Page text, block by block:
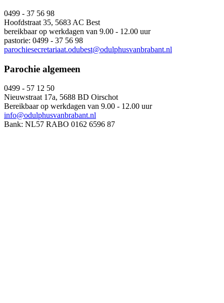
0499 - 37 56 98
Hoofdstraat 35, 5683 AC Best
bereikbaar op werkdagen van 9.00 - 12.00 uur
pastorie: 0499 - 37 56 98
parochiesecretariaat.odubest@odulphusvanbrabant.nl
Parochie algemeen
0499 - 57 12 50
Nieuwstraat 17a, 5688 BD Oirschot
Bereikbaar op werkdagen van 9.00 - 12.00 uur
info@odulphusvanbrabant.nl
Bank: NL57 RABO 0162 6596 87